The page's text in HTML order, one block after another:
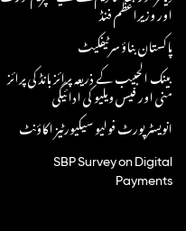
اور وزیراعظم فنڈ
پاکستان بناؤ سرٹیفکیٹ
بینک الحبیب کے ذریعہ پرائز بانڈ کی پرائز
منی اور فیس ویلیو کی ادائیگی
انویسٹر پورٹ فولیو سیکیورٹیز اکاؤنٹ
SBP Survey on Digital
Payments